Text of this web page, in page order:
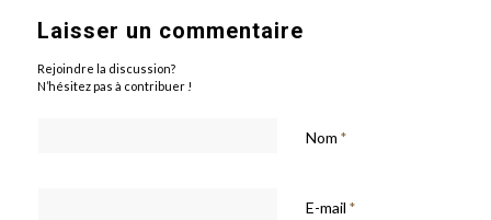
Laisser un commentaire
Rejoindre la discussion?
N’hésitez pas à contribuer !
Nom *
E-mail *